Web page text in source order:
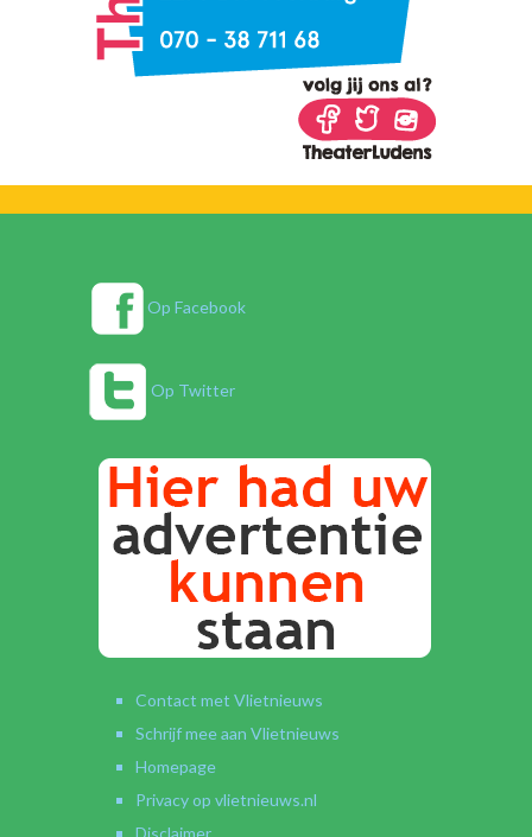
Op Facebook
Op Twitter
Contact met Vlietnieuws
Schrijf mee aan Vlietnieuws
Homepage
Privacy op vlietnieuws.nl
Disclaimer